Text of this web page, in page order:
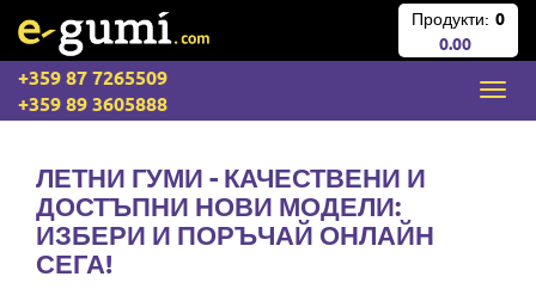
Продукти: 0
0.00
+359 87 7265509
+359 89 3605888
ЛЕТНИ ГУМИ - КАЧЕСТВЕНИ И
ДОСТЪПНИ НОВИ МОДЕЛИ:
ИЗБЕРИ И ПОРЪЧАЙ ОНЛАЙН
СЕГА!